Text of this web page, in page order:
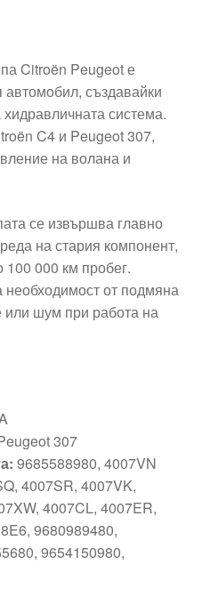
Citroën Peugeot е
създавайки
система.
C4 и Peugeot 307,
на волана и
се извършва главно
на стария компонент,
000 км пробег.
от подмяна
или шум при работа на
307
9685588980, 4007VN
4007SR, 4007VK,
4007CL, 4007ER,
9680989480,
9654150980,